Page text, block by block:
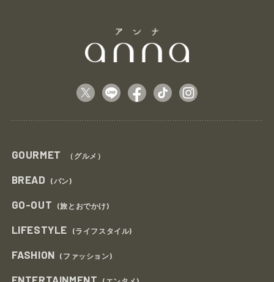
GOURMET （グルメ）
BREAD (パン)
GO-OUT (旅とおでかけ)
LIFESTYLE (ライフスタイル)
FASHION (ファッション)
ENTERTAINMENT